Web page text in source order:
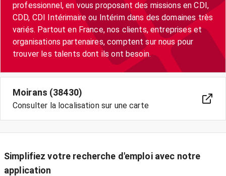
professionnel, en vous proposant des missions en CDI,
CDD, CDI Intérimaire ou Intérim dans des domaines très
variés. Partout en France, nos clients, entreprises et
organisations partenaires, comptent sur nous pour
trouver les talents dont ils ont besoin.
Moirans (38430)
Consulter la localisation sur une carte
Simplifiez votre recherche d'emploi avec notre
application